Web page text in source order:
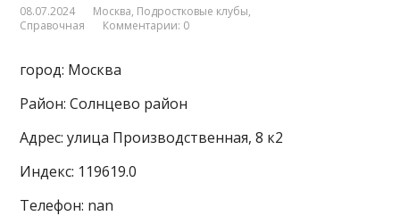
08.07.2024 Москва, Подростковые клубы,
Справочная
Комментарии: 0
город: Москва
Район: Солнцево район
Адрес: улица Производственная, 8 к2
Индекс: 119619.0
Телефон: nan